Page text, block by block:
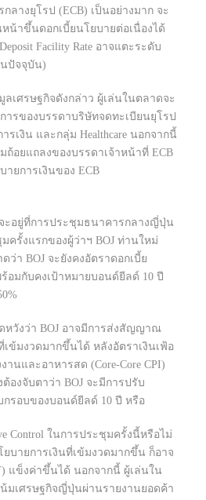
ลางยุโรป (ECB) เป็นอย่างมาก จะ
น้าขึ้นดอกเบี้ยนโยบายต่อเนื่องได้
Facility Rate อาจแตะระดับ
นปัจจุบัน)
เศรษฐกิจดังกล่าว ผู้เล่นในตลาดจะ
ารของบรรดาบริษัทจดทะเบียนยุโรป
รเงิน และกลุ่ม Healthcare นอกจากนี้
ถ้อยแถลงของบรรดาเจ้าหน้าที่ ECB
ยการเงินของ ECB
ะอยู่ที่การประชุมธนาคารกลางญี่ปุ่น
ครั้งแรกของผู้ว่าฯ BOJ ท่านใหม่
ดว่า BOJ จะยังคงอัตราดอกเบี้ย
อมกับคงเป้าหมายบอนด์ยีลด์ 10 ปี
หวังว่า BOJ อาจมีการส่งสัญญาณ
ข้มงวดมากขึ้นได้ หลังอัตราเงินเฟ้อ
นและอาหารสด (Core-Core CPI)
องจับตาว่า BOJ จะมีการปรับ
กรอบของบอนด์ยีลด์ 10 ปี หรือ
Control ในการประชุมครั้งนี้หรือไม่
ยบายการเงินที่เข้มงวดมากขึ้น ก็อาจ
แข็งค่าขึ้นได้ นอกจากนี้ ผู้เล่นใน
มเศรษฐกิจญี่ปุ่นผ่านรายงานยอดค้า